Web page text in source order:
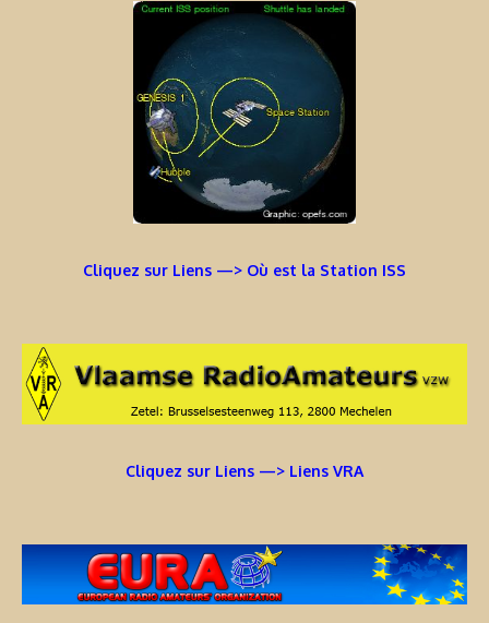
Cliquez sur Liens —> Où est la Station ISS
Cliquez sur Liens —> Liens VRA